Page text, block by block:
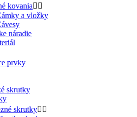
kovania 
a vložky
náradie
prvky
skrutky
skrutky 